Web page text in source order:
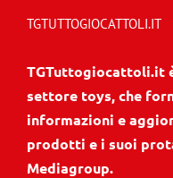
TGTUTTOGIOCATTOLI.IT
TGTuttogiocattoli.it
settore toys, che
informazioni e
prodotti e i suoi
Mediagroup.